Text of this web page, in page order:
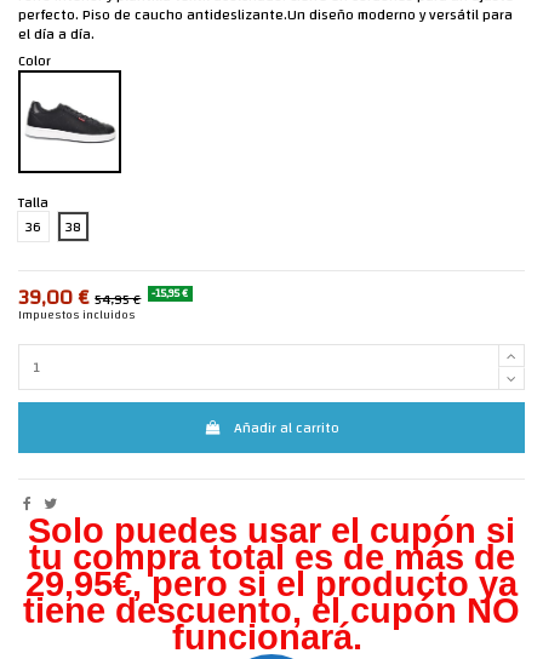
perfecto. Piso de caucho antideslizante.Un diseño moderno y versátil para
el día a día.
Color
Talla
36
38
39,00 € 54,95 € -15,95 €
Impuestos incluidos
Añadir al carrito
Solo puedes usar el cupón si
tu compra total es de más de
29,95€, pero si el producto ya
tiene descuento, el cupón NO
funcionará.